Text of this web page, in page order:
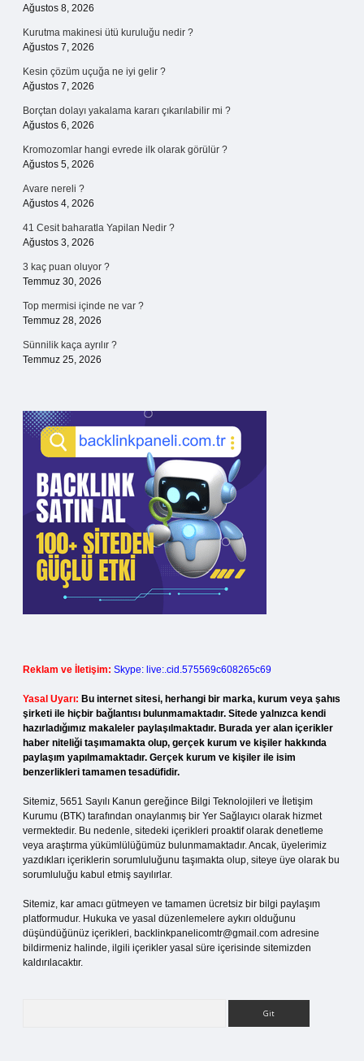
Ağustos 8, 2026
Kurutma makinesi ütü kuruluğu nedir ?
Ağustos 7, 2026
Kesin çözüm uçuğa ne iyi gelir ?
Ağustos 7, 2026
Borçtan dolayı yakalama kararı çıkarılabilir mi ?
Ağustos 6, 2026
Kromozomlar hangi evrede ilk olarak görülür ?
Ağustos 5, 2026
Avare nereli ?
Ağustos 4, 2026
41 Cesit baharatla Yapilan Nedir ?
Ağustos 3, 2026
3 kaç puan oluyor ?
Temmuz 30, 2026
Top mermisi içinde ne var ?
Temmuz 28, 2026
Sünnilik kaça ayrılır ?
Temmuz 25, 2026
Reklam ve İletişim: Skype: live:.cid.575569c608265c69
Yasal Uyarı: Bu internet sitesi, herhangi bir marka, kurum veya şahıs
şirketi ile hiçbir bağlantısı bulunmamaktadır. Sitede yalnızca kendi
hazırladığımız makaleler paylaşılmaktadır. Burada yer alan içerikler
haber niteliği taşımamakta olup, gerçek kurum ve kişiler hakkında
paylaşım yapılmamaktadır. Gerçek kurum ve kişiler ile isim
benzerlikleri tamamen tesadüfidir.
Sitemiz, 5651 Sayılı Kanun gereğince Bilgi Teknolojileri ve İletişim
Kurumu (BTK) tarafından onaylanmış bir Yer Sağlayıcı olarak hizmet
vermektedir. Bu nedenle, sitedeki içerikleri proaktif olarak denetleme
veya araştırma yükümlülüğümüz bulunmamaktadır. Ancak, üyelerimiz
yazdıkları içeriklerin sorumluluğunu taşımakta olup, siteye üye olarak bu
sorumluluğu kabul etmiş sayılırlar.
Sitemiz, kar amacı gütmeyen ve tamamen ücretsiz bir bilgi paylaşım
platformudur. Hukuka ve yasal düzenlemelere aykırı olduğunu
düşündüğünüz içerikleri, backlinkpanelicomtr@gmail.com adresine
bildirmeniz halinde, ilgili içerikler yasal süre içerisinde sitemizden
kaldırılacaktır.